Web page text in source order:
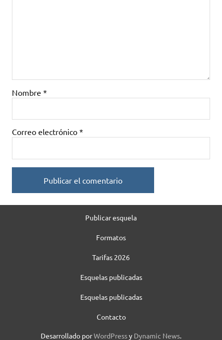
Nombre *
Correo electrónico *
Publicar esquela
Formatos
Tarifas 2026
Esquelas publicadas
Esquelas publicadas
Contacto
Desarrollado porWordPressy Dynamic News.